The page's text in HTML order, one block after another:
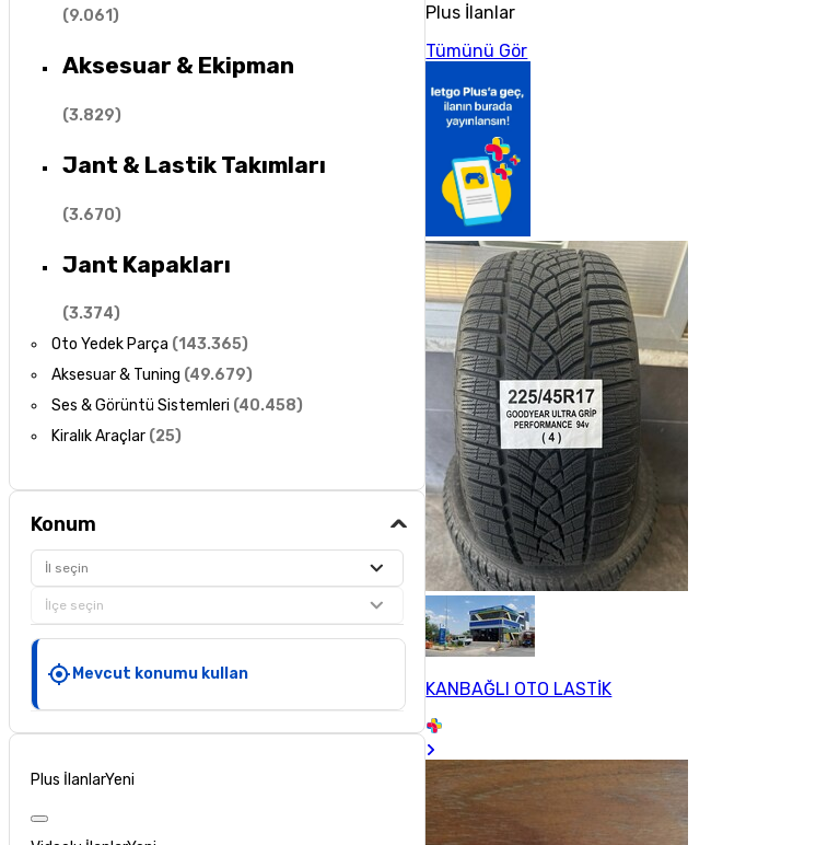
(9.061)
Aksesuar & Ekipman
(3.829)
Jant & Lastik Takımları
(3.670)
Jant Kapakları
(3.374)
Oto Yedek Parça (143.365)
Aksesuar & Tuning (49.679)
Ses & Görüntü Sistemleri (40.458)
Kiralık Araçlar (25)
Konum
İl seçin
İlçe seçin
Mevcut konumu kullan
Plus İlanlarYeni
Plus İlanlar
Tümünü Gör
KANBAĞLI OTO LASTİK